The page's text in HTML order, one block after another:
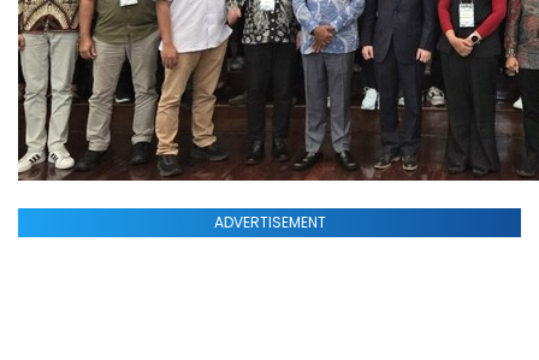
ADVERTISEMENT